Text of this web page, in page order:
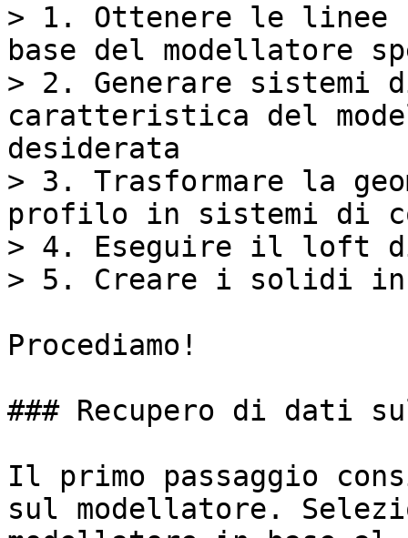
> 1. Ottenere le
base del modellatore
> 2. Generare sistemi
caratteristica del
desiderata
> 3. Trasformare la
profilo in sistemi di
> 4. Eseguire il loft
> 5. Creare i solidi
Procediamo!
### Recupero di dati
Il primo passaggio
sul modellatore.